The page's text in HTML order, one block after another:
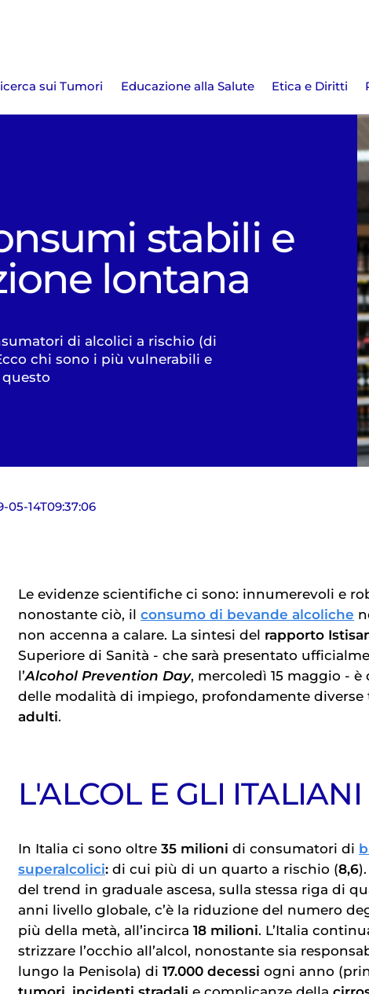
sui Tumori Educazione alla Salute Etica e Diritti
stabili e
lontana
di alcolici a rischio (di
chi sono i più vulnerabili e
05-14T09:37:06
Le evidenze scientifiche ci sono: innumerevoli e
nonostante ciò, il consumo di bevande alcoliche
non accenna a calare. La sintesi del rapporto
Superiore di Sanità - che sarà presentato
l’Alcohol Prevention Day, mercoledì 15 maggio - è
delle modalità di impiego, profondamente diverse
adulti.
L'ALCOL E GLI ITALIANI
In Italia ci sono oltre 35 milioni di consumatori di
superalcolici: di cui più di un quarto a rischio (8,6
del trend in graduale ascesa, sulla stessa riga di
anni livello globale, c’è la riduzione del numero
più della metà, all’incirca 18 milioni. L’Italia
strizzare l’occhio all’alcol, nonostante sia
lungo la Penisola) di 17.000 decessi ogni anno